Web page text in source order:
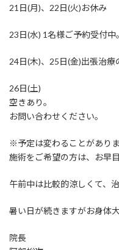
21日(月)、22日(火)お休み
23日(水) 1名様ご予約受付中
24日(木)、25日(金)出張治療
26日(土)
空きあり。
お問い合わせください。
※予定は変わることがありま
施術をご希望の方は、お早
午前中は比較的涼しくて、
暑い日が続きますがお身体
院長